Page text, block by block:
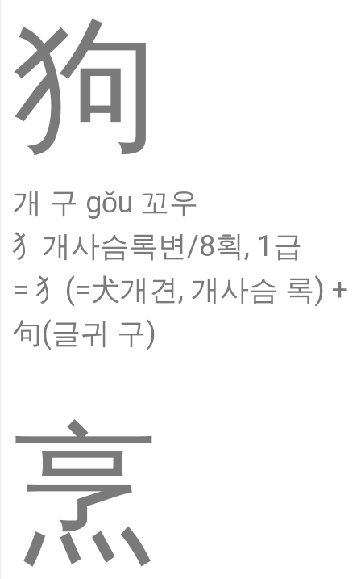
狗
개 구 gǒu 꼬우
犭개사슴록변/8획, 1급
= 犭(=犬개견, 개사슴 록) +
句(글귀 구)
烹